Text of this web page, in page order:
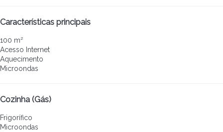
Características principais
100 m²
Acesso Internet
Aquecimento
Microondas
Cozinha (Gás)
Frigorífico
Microondas